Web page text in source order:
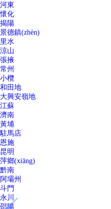
河東
懷化
揭陽
景德鎮(zhèn)
里水
涼山
張掖
常州
小欖
和田地
大興安嶺地
江蘇
濟南
黃埔
駐馬店
恩施
昆明
萍鄉(xiāng)
黔南
阿壩州
斗門
永川
邵陽